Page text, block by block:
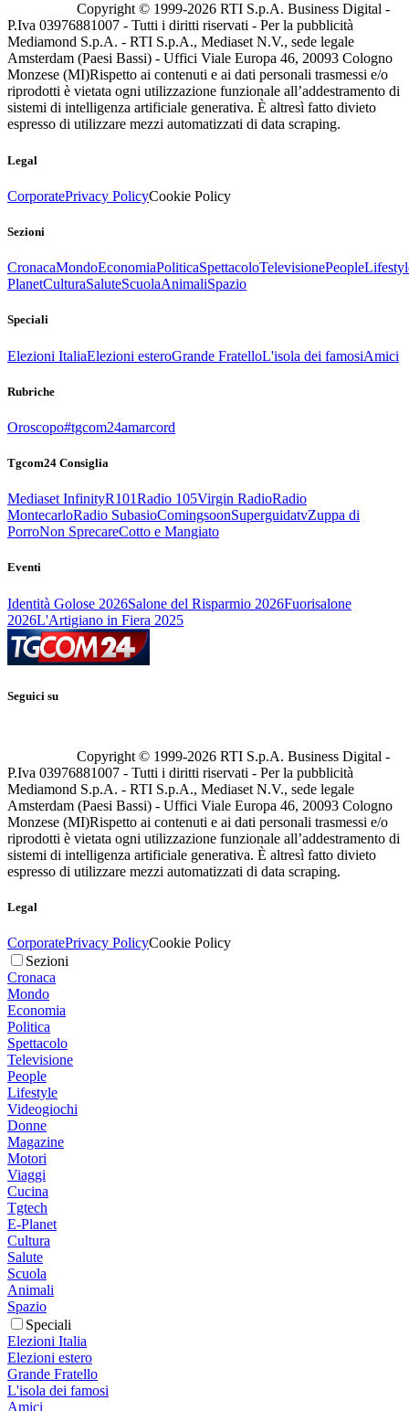
Copyright © 1999-2026 RTI S.p.A. Business Digital -
P.Iva 03976881007 - Tutti i diritti riservati - Per la pubblicità
Mediamond S.p.A. - RTI S.p.A., Mediaset N.V., sede legale
Amsterdam (Paesi Bassi) - Uffici Viale Europa 46, 20093 Cologno
Monzese (MI)Rispetto ai contenuti e ai dati personali trasmessi e/o
riprodotti è vietata ogni utilizzazione funzionale all’addestramento di
sistemi di intelligenza artificiale generativa. È altresì fatto divieto
espresso di utilizzare mezzi automatizzati di data scraping.
Legal
CorporatePrivacy PolicyCookie Policy
Sezioni
CronacaMondoEconomiaPoliticaSpettacoloTelevisionePeople
PlanetCulturaSaluteScuolaAnimaliSpazio
Speciali
Elezioni ItaliaElezioni esteroGrande FratelloL'isola dei famosiAmici
Rubriche
Oroscopo#tgcom24amarcord
Tgcom24 Consiglia
Mediaset InfinityR101Radio 105Virgin RadioRadio
MontecarloRadio SubasioComingsoonSuperguidatvZuppa di
PorroNon SprecareCotto e Mangiato
Eventi
Identità Golose 2026Salone del Risparmio 2026Fuorisalone
2026L'Artigiano in Fiera 2025
Seguici su
Copyright © 1999-2026 RTI S.p.A. Business Digital -
P.Iva 03976881007 - Tutti i diritti riservati - Per la pubblicità
Mediamond S.p.A. - RTI S.p.A., Mediaset N.V., sede legale
Amsterdam (Paesi Bassi) - Uffici Viale Europa 46, 20093 Cologno
Monzese (MI)Rispetto ai contenuti e ai dati personali trasmessi e/o
riprodotti è vietata ogni utilizzazione funzionale all’addestramento di
sistemi di intelligenza artificiale generativa. È altresì fatto divieto
espresso di utilizzare mezzi automatizzati di data scraping.
Legal
CorporatePrivacy PolicyCookie Policy
Sezioni
Cronaca
Mondo
Economia
Politica
Spettacolo
Televisione
People
Lifestyle
Videogiochi
Donne
Magazine
Motori
Viaggi
Cucina
Tgtech
E-Planet
Cultura
Salute
Scuola
Animali
Spazio
Speciali
Elezioni Italia
Elezioni estero
Grande Fratello
L'isola dei famosi
Amici